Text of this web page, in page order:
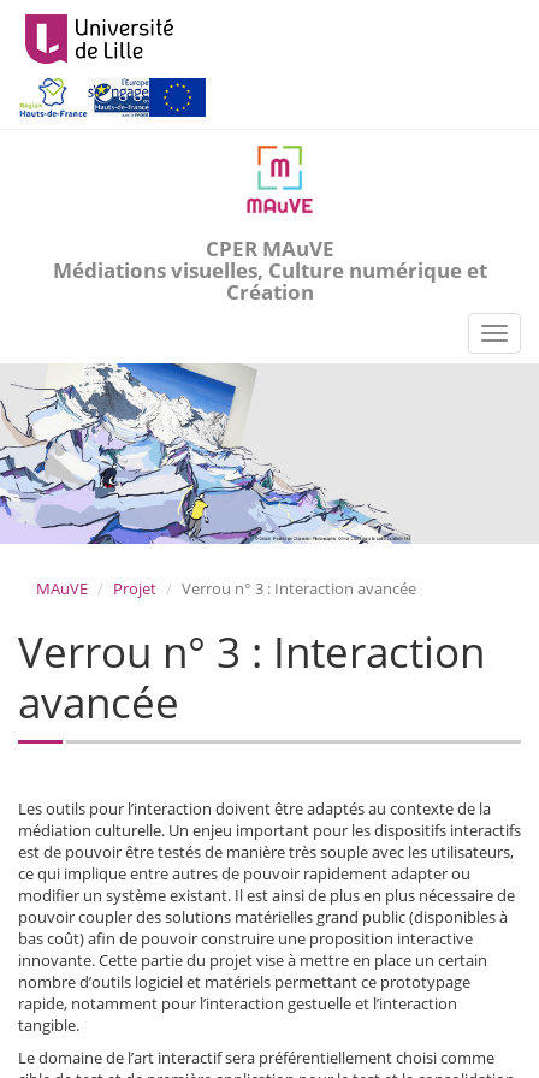
Aller
contenu
principal
CPER MAuVE
Médiations visuelles, Culture numérique et
Création
Toggle
MAuVE Projet Verrou n° 3 : Interaction avancée
Verrou n° 3 : Interaction
avancée
Les outils pour l’interaction doivent être adaptés au contexte de la
médiation culturelle. Un enjeu important pour les dispositifs interactifs
est de pouvoir être testés de manière très souple avec les utilisateurs,
ce qui implique entre autres de pouvoir rapidement adapter ou
modifier un système existant. Il est ainsi de plus en plus nécessaire de
pouvoir coupler des solutions matérielles grand public (disponibles à
bas coût) afin de pouvoir construire une proposition interactive
innovante. Cette partie du projet vise à mettre en place un certain
nombre d’outils logiciel et matériels permettant ce prototypage
rapide, notamment pour l’interaction gestuelle et l’interaction
tangible.
Le domaine de l’art interactif sera préférentiellement choisi comme